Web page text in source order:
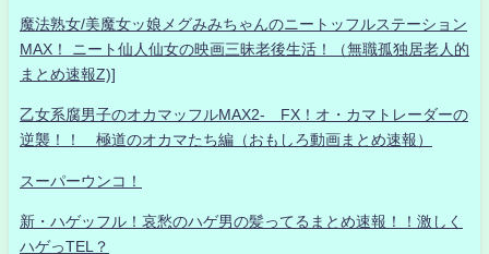
魔法熟女/美魔女ッ娘メグみみちゃんのニートッフルステーション
MAX！ ニート仙人仙女の映画三昧老後生活！（無職孤独居老人的
まとめ速報Z)]
乙女系腐男子のオカマッフルMAX2- FX！オ・カマトレーダーの
逆襲！！ 極道のオカマたち編（おもしろ動画まとめ速報）
スーパーウンコ！
新・ハゲッフル！哀愁のハゲ男の髪ってるまとめ速報！！激しく
ハゲっTEL？